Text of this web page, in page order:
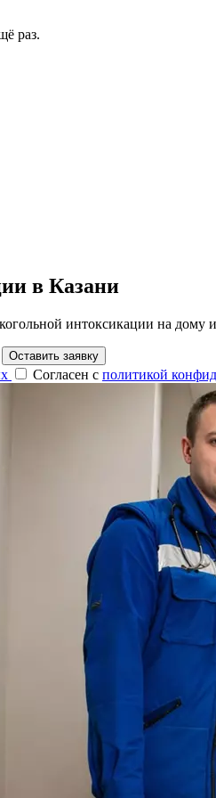
раз.
в Казани
интоксикации на дому
Оставить заявку
Согласен с политикой